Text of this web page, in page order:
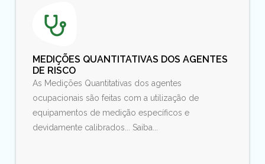
MEDIÇÕES QUANTITATIVAS DOS AGENTES
DE RISCO
As Medições Quantitativas dos agentes
ocupacionais são feitas com a utilização de
equipamentos de medição específicos e
devidamente calibrados... Saiba...